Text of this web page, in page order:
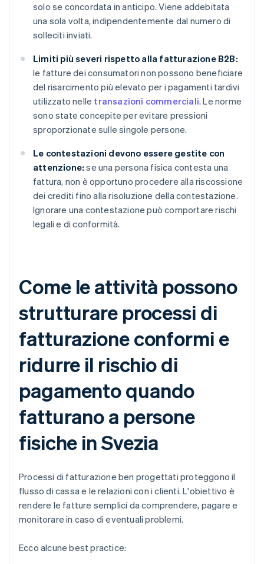
solo se concordata in anticipo. Viene addebitata
una sola volta, indipendentemente dal numero di
solleciti inviati.
Limiti più severi rispetto alla fatturazione B2B:
le fatture dei consumatori non possono beneficiare
del risarcimento più elevato per i pagamenti tardivi
utilizzato nelle transazioni commerciali. Le norme
sono state concepite per evitare pressioni
sproporzionate sulle singole persone.
Le contestazioni devono essere gestite con
attenzione: se una persona fisica contesta una
fattura, non è opportuno procedere alla riscossione
dei crediti fino alla risoluzione della contestazione.
Ignorare una contestazione può comportare rischi
legali e di conformità.
Come le attività possono
strutturare processi di
fatturazione conformi e
ridurre il rischio di
pagamento quando
fatturano a persone
fisiche in Svezia
Processi di fatturazione ben progettati proteggono il
flusso di cassa e le relazioni con i clienti. L'obiettivo è
rendere le fatture semplici da comprendere, pagare e
monitorare in caso di eventuali problemi.
Ecco alcune best practice: